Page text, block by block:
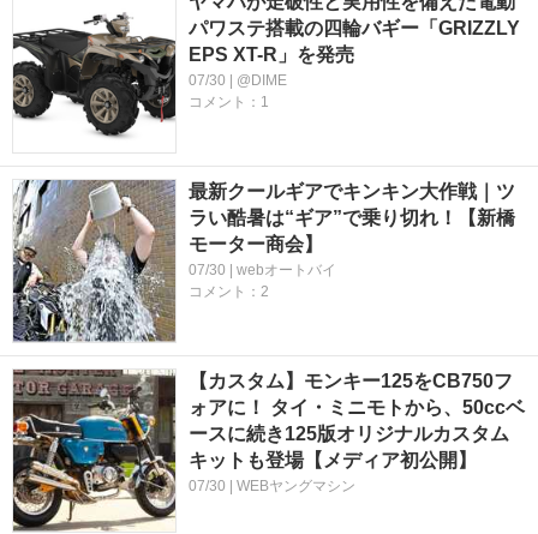
パワステ搭載の四輪バギー「GRIZZLY
EPS XT-R」を発売
07/30 | @DIME
コメント：1
最新クールギアでキンキン大作戦｜ツ
ラい酷暑は“ギア”で乗り切れ！【新橋
モーター商会】
07/30 | webオートバイ
コメント：2
【カスタム】モンキー125をCB750フ
ォアに！ タイ・ミニモトから、50ccベ
ースに続き125版オリジナルカスタム
キットも登場【メディア初公開】
07/30 | WEBヤングマシン